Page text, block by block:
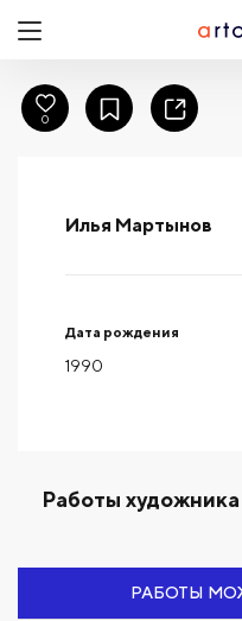
Илья Мартынов
Дата рождения
1990
Работы художника
РАБОТЫ
0